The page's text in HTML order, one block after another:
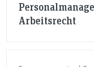
Arbeitsrecht